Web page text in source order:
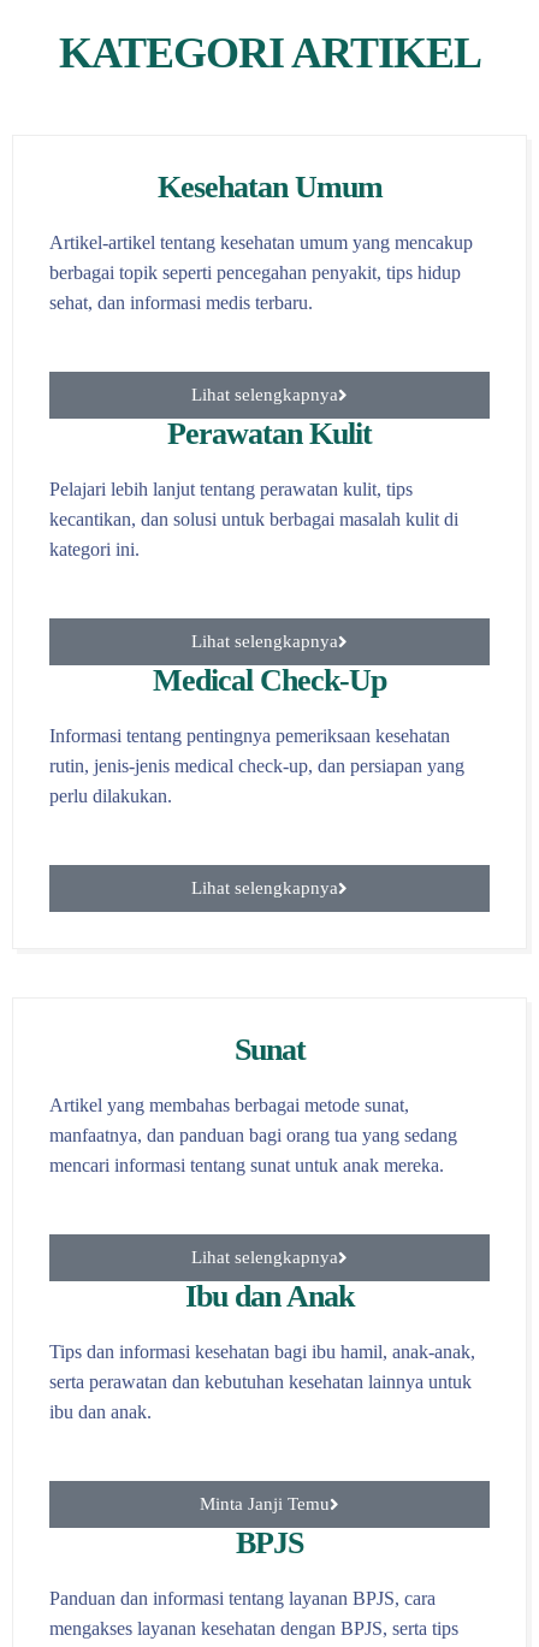
KATEGORI ARTIKEL
Kesehatan Umum
Artikel-artikel tentang kesehatan umum yang mencakup
berbagai topik seperti pencegahan penyakit, tips hidup
sehat, dan informasi medis terbaru.
Lihat selengkapnya
Perawatan Kulit
Pelajari lebih lanjut tentang perawatan kulit, tips
kecantikan, dan solusi untuk berbagai masalah kulit di
kategori ini.
Lihat selengkapnya
Medical Check-Up
Informasi tentang pentingnya pemeriksaan kesehatan
rutin, jenis-jenis medical check-up, dan persiapan yang
perlu dilakukan.
Lihat selengkapnya
Sunat
Artikel yang membahas berbagai metode sunat,
manfaatnya, dan panduan bagi orang tua yang sedang
mencari informasi tentang sunat untuk anak mereka.
Lihat selengkapnya
Ibu dan Anak
Tips dan informasi kesehatan bagi ibu hamil, anak-anak,
serta perawatan dan kebutuhan kesehatan lainnya untuk
ibu dan anak.
Minta Janji Temu
BPJS
Panduan dan informasi tentang layanan BPJS, cara
mengakses layanan kesehatan dengan BPJS, serta tips